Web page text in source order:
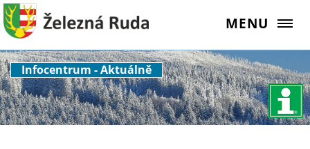
MENU
Infocentrum - Aktuálně